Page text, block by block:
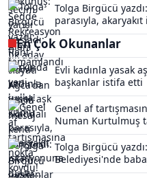
Tolga Birgücü
parasıyla,
En Çok Okunanlar
Evli kadınla yasak
başkanlar istifa etti
Genel af
Numan Kurtulmuş
Tolga Birgücü
Belediyesi'nde